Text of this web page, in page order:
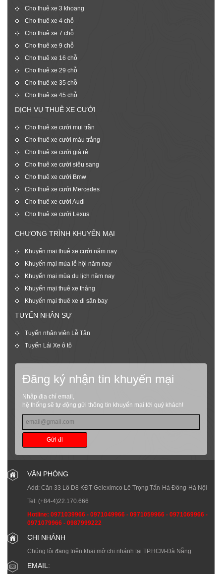
Cho thuê xe 3 khoang
Cho thuê xe 4 chỗ
Cho thuê xe 7 chỗ
Cho thuê xe 9 chỗ
Cho thuê xe 16 chỗ
Cho thuê xe 29 chỗ
Cho thuê xe 35 chỗ
Cho thuê xe 45 chỗ
DỊCH VỤ THUÊ XE CƯỚI
Cho thuê xe cưới mui trần
Cho thuê xe cưới màu trắng
Cho thuê xe cưới giá rẻ
Cho thuê xe cưới siêu sang
Cho thuê xe cưới Bmw
Cho thuê xe cưới Mercedes
Cho thuê xe cưới Audi
Cho thuê xe cưới Lexus
CHƯƠNG TRÌNH KHUYẾN MẠI
Khuyến mại thuê xe cưới năm nay
Khuyến mại mùa lễ hội năm nay
Khuyến mại mùa du lịch năm nay
Khuyến mại thuê xe tháng
Khuyến mại thuê xe đi sân bay
TUYỂN NHÂN SỰ
Tuyển nhân viên Lễ Tân
Tuyển Lái Xe ô tô
Đăng ký nhận tin khuyến mại
Nhập địa chỉ email,
hệ thống sẽ tự động gửi thông tin khuyến mại tới quý khách!
Gửi đi
VĂN PHÒNG
Add: Căn 33 Lô D8 KĐT Geleximco Lê Trọng Tấn-Hà Đông-Hà Nội
Tel: (+84-4)22.170.666
Hotline: 0971039966 - 0971049966 - 0971059966 - 0971069966 -
0971079966 - 0987999222
CHI NHÁNH
Chúng tôi đang triển khai mở chi nhánh tại TP.HCM-Đà Nẵng
EMAIL: